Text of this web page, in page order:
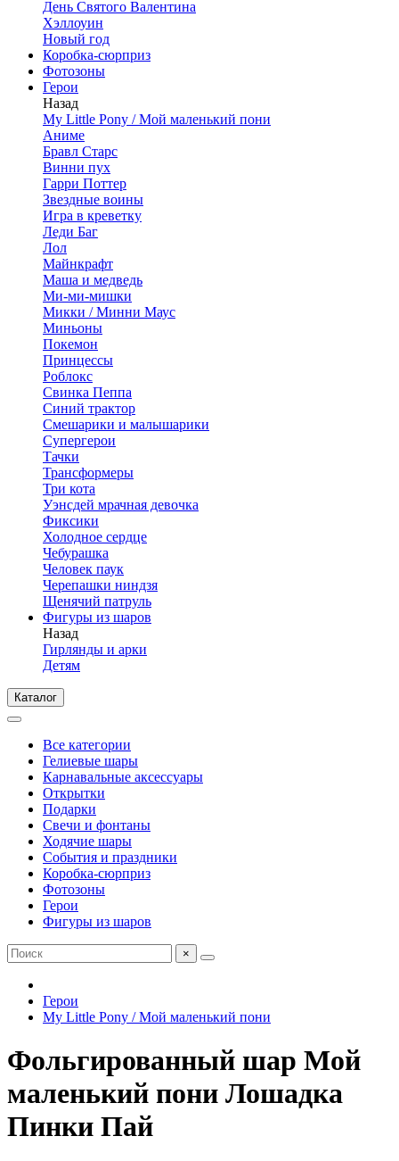
День Святого Валентина
Хэллоуин
Новый год
Коробка-сюрприз
Фотозоны
Герои
Назад
My Little Pony / Мой маленький пони
Аниме
Бравл Старс
Винни пух
Гарри Поттер
Звездные воины
Игра в креветку
Леди Баг
Лол
Майнкрафт
Маша и медведь
Ми-ми-мишки
Микки / Минни Маус
Миньоны
Покемон
Принцессы
Роблокс
Свинка Пеппа
Синий трактор
Смешарики и малышарики
Супергерои
Тачки
Трансформеры
Три кота
Уэнсдей мрачная девочка
Фиксики
Холодное сердце
Чебурашка
Человек паук
Черепашки ниндзя
Щенячий патруль
Фигуры из шаров
Назад
Гирлянды и арки
Детям
Каталог
Все категории
Гелиевые шары
Карнавальные аксессуары
Открытки
Подарки
Свечи и фонтаны
Ходячие шары
События и праздники
Коробка-сюрприз
Фотозоны
Герои
Фигуры из шаров
×
Герои
My Little Pony / Мой маленький пони
Фольгированный шар Мой
маленький пони Лошадка
Пинки Пай